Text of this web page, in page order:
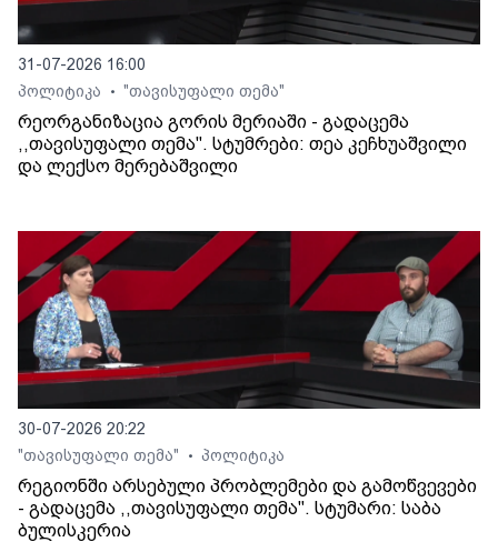
31-07-2026 16:00
პოლიტიკა
• "თავისუფალი თემა"
რეორგანიზაცია გორის მერიაში - გადაცემა
,,თავისუფალი თემა". სტუმრები: თეა კეჩხუაშვილი
და ლექსო მერებაშვილი
30-07-2026 20:22
"თავისუფალი თემა"
• პოლიტიკა
რეგიონში არსებული პრობლემები და გამოწვევები
- გადაცემა ,,თავისუფალი თემა". სტუმარი: საბა
ბულისკერია